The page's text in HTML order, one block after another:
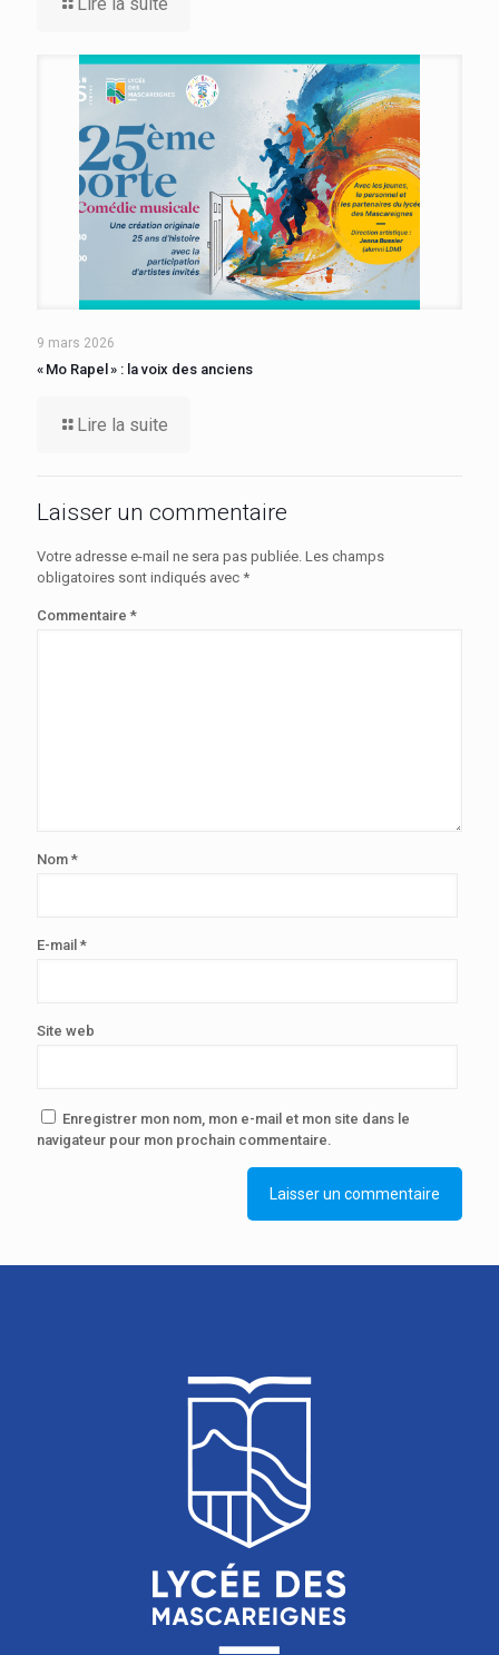
9 mars 2026
« Mo Rapel » : la voix des anciens
Lire la suite
Laisser un commentaire
Votre adresse e-mail ne sera pas publiée. Les champs
obligatoires sont indiqués avec *
Commentaire *
Nom *
E-mail *
Site web
Enregistrer mon nom, mon e-mail et mon site dans le
navigateur pour mon prochain commentaire.